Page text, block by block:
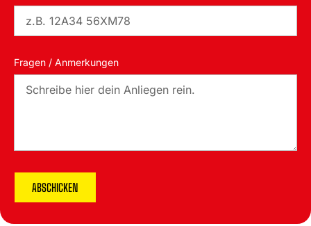
Fragen / Anmerkungen
ABSCHICKEN